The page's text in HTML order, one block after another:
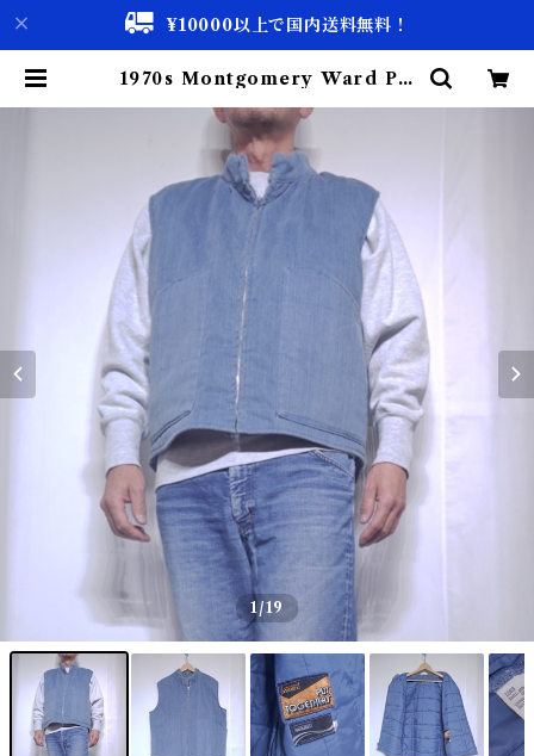
¥10000以上で国内送料無料！
1970s Montgomery Ward PU
st / 70年代 モンゴメリーワード 中
綿 スキー ベスト | 古着屋 仙台 bis
cco【古着 & Vintage 通販】
1/19